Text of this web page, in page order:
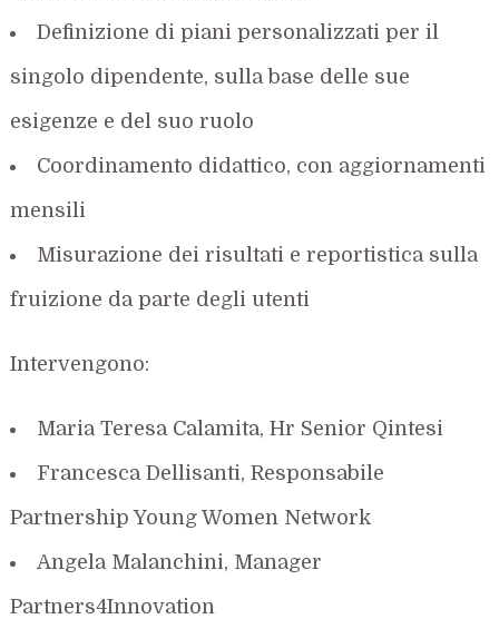
Definizione di piani personalizzati per il
singolo dipendente, sulla base delle sue
esigenze e del suo ruolo
Coordinamento didattico, con aggiornamenti
mensili
Misurazione dei risultati e reportistica sulla
fruizione da parte degli utenti
Intervengono:
Maria Teresa Calamita, Hr Senior Qintesi
Francesca Dellisanti, Responsabile
Partnership Young Women Network
Angela Malanchini, Manager
Partners4Innovation